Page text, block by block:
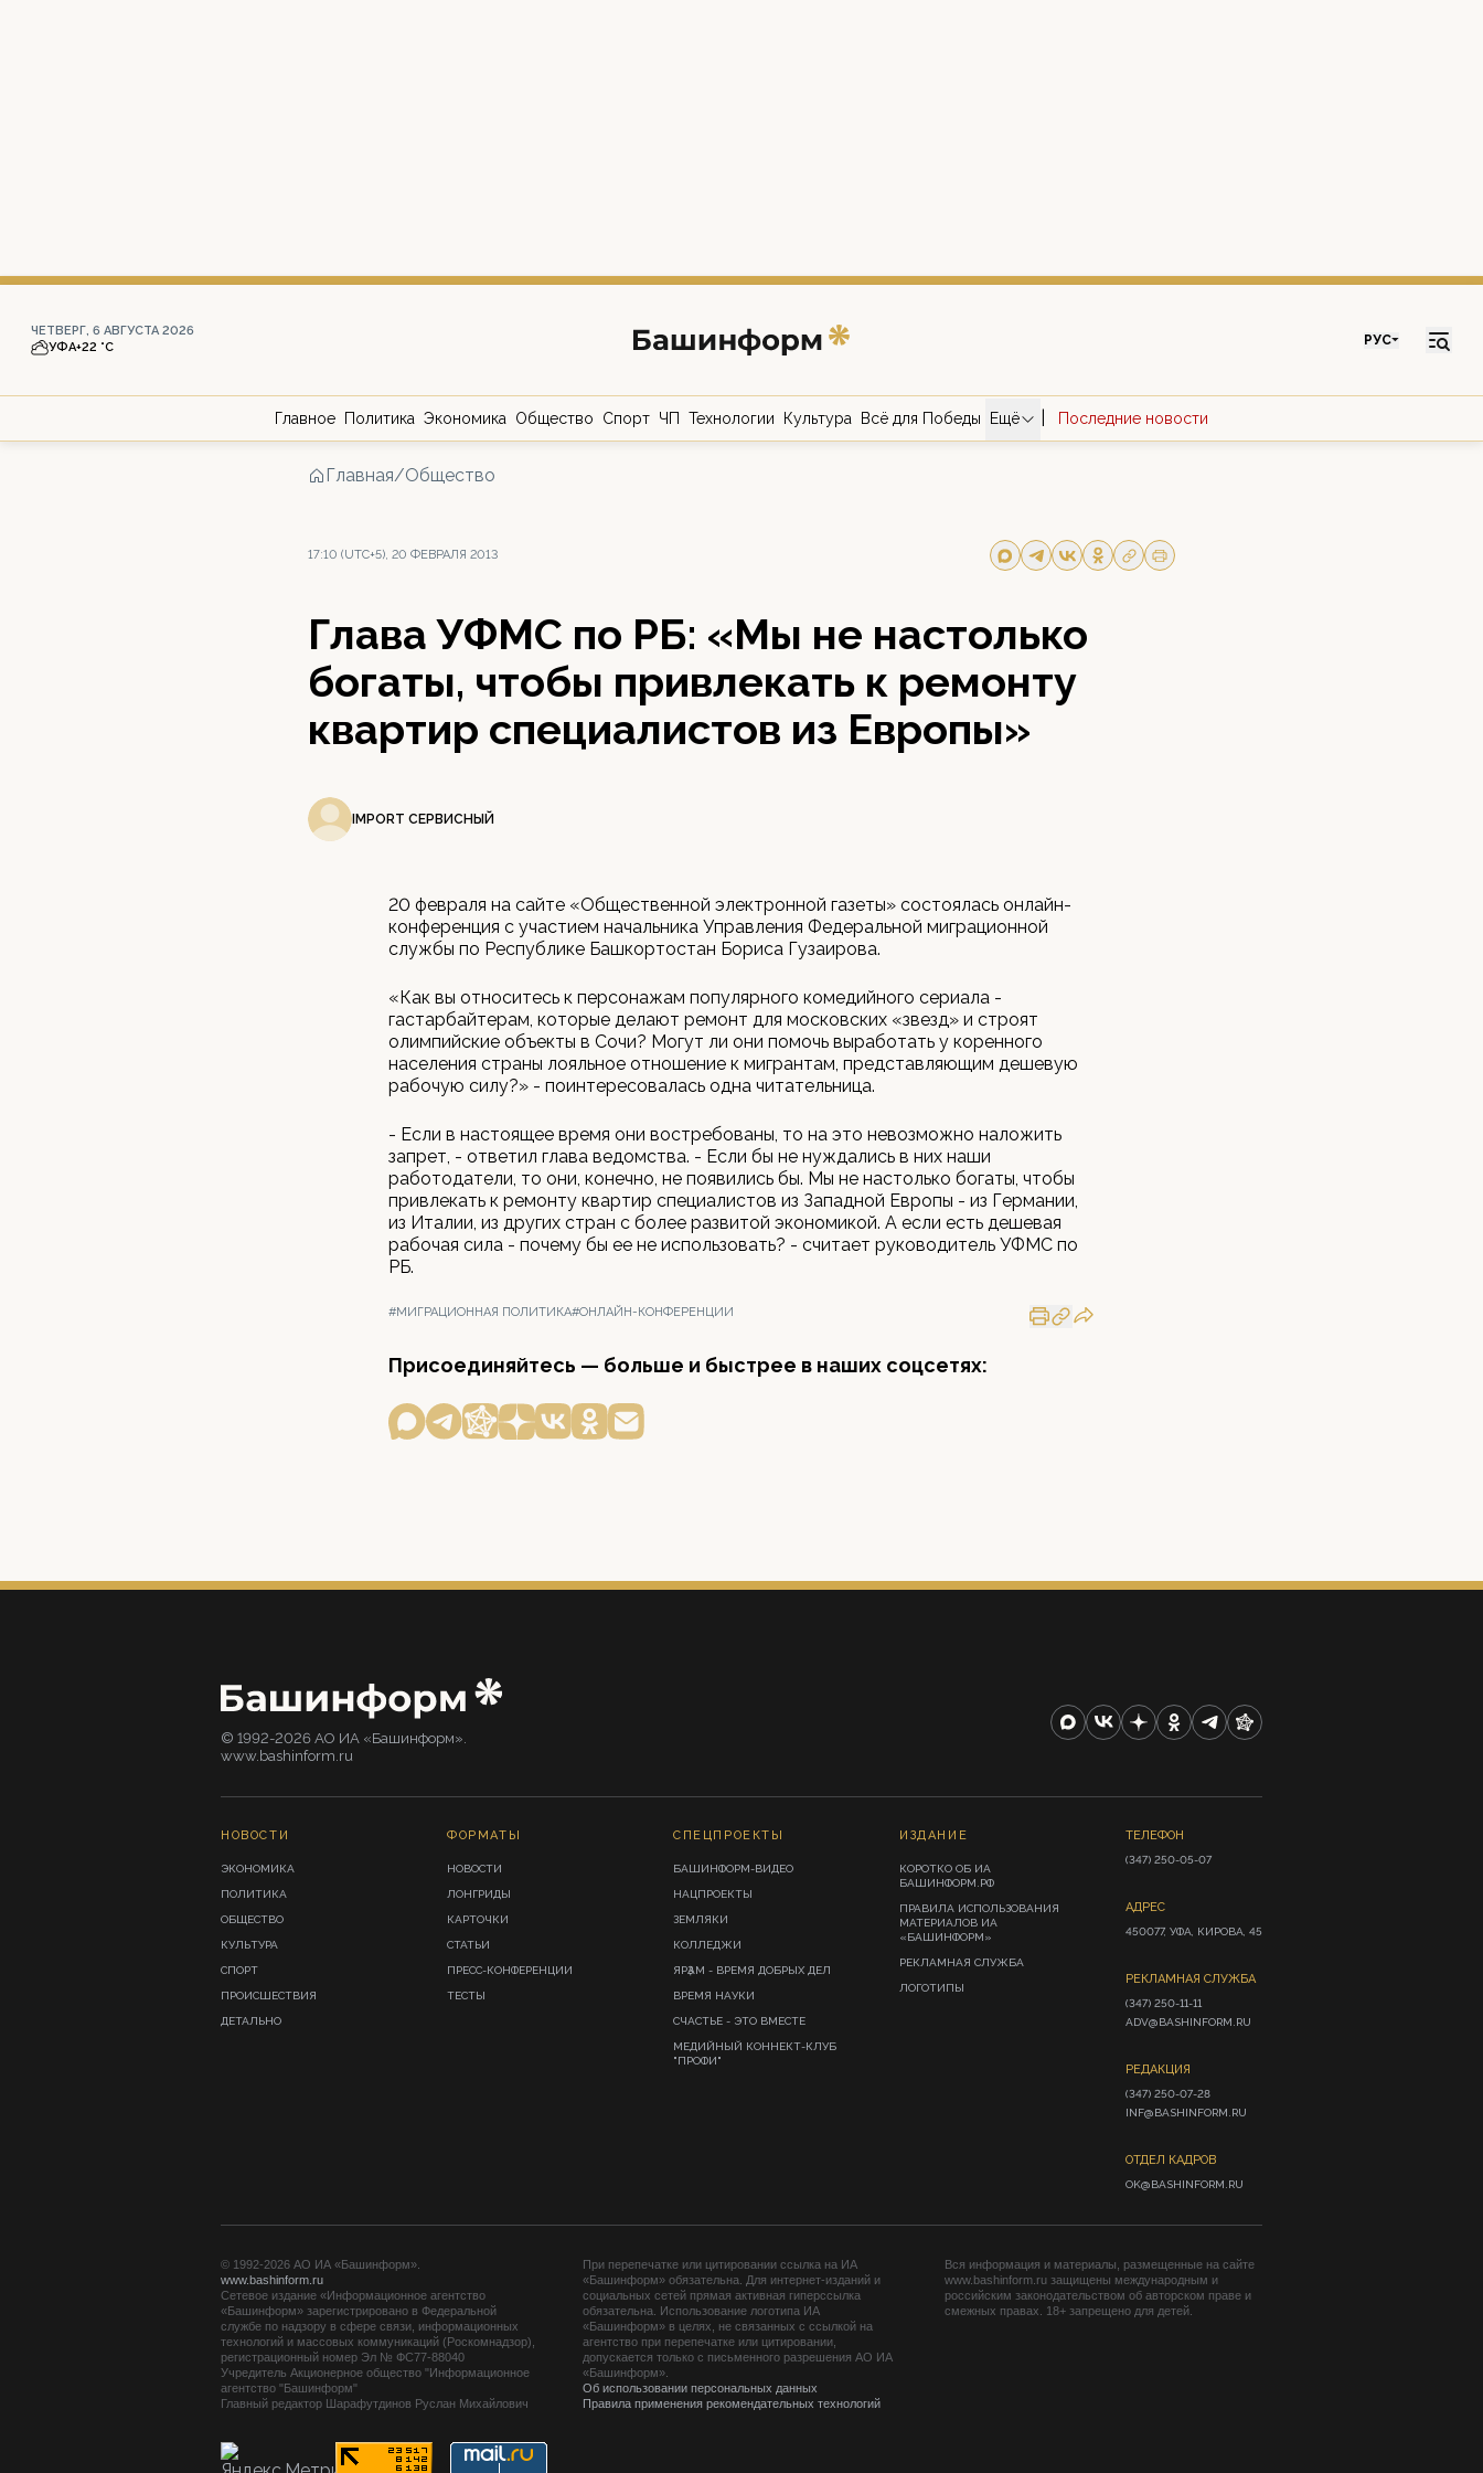
ЧЕТВЕРГ, 6 АВГУСТА 2026
УФА+22 °С РУС
Главное Политика Экономика Общество Спорт ЧП Технологии Культура Всё для Победы Ещё Последние новости
Главная/Общество
17:10 (UTC+5), 20 ФЕВРАЛЯ 2013
Глава УФМС по РБ: «Мы не настолько
богаты, чтобы привлекать к ремонту
квартир специалистов из Европы»
IMPORT СЕРВИСНЫЙ
20 февраля на сайте «Общественной электронной газеты» состоялась онлайн-
конференция с участием начальника Управления Федеральной миграционной
службы по Республике Башкортостан Бориса Гузаирова.
«Как вы относитесь к персонажам популярного комедийного сериала -
гастарбайтерам, которые делают ремонт для московских «звезд» и строят
олимпийские объекты в Сочи? Могут ли они помочь выработать у коренного
населения страны лояльное отношение к мигрантам, представляющим дешевую
рабочую силу?» - поинтересовалась одна читательница.
- Если в настоящее время они востребованы, то на это невозможно наложить
запрет, - ответил глава ведомства. - Если бы не нуждались в них наши
работодатели, то они, конечно, не появились бы. Мы не настолько богаты, чтобы
привлекать к ремонту квартир специалистов из Западной Европы - из Германии,
из Италии, из других стран с более развитой экономикой. А если есть дешевая
рабочая сила - почему бы ее не использовать? - считает руководитель УФМС по
РБ.
#МИГРАЦИОННАЯ ПОЛИТИКА#ОНЛАЙН-КОНФЕРЕНЦИИ
Присоединяйтесь — больше и быстрее в наших соцсетях:
© 1992-2026 АО ИА «Башинформ».
www.bashinform.ru
НОВОСТИ
ЭКОНОМИКА
ПОЛИТИКА
ОБЩЕСТВО
КУЛЬТУРА
СПОРТ
ПРОИСШЕСТВИЯ
ДЕТАЛЬНО
ФОРМАТЫ
НОВОСТИ
ЛОНГРИДЫ
КАРТОЧКИ
СТАТЬИ
ПРЕСС-КОНФЕРЕНЦИИ
ТЕСТЫ
СПЕЦПРОЕКТЫ
БАШИНФОРМ-ВИДЕО
НАЦПРОЕКТЫ
ЗЕМЛЯКИ
КОЛЛЕДЖИ
ЯРҘАМ - ВРЕМЯ ДОБРЫХ ДЕЛ
ВРЕМЯ НАУКИ
СЧАСТЬЕ - ЭТО ВМЕСТЕ
МЕДИЙНЫЙ КОННЕКТ-КЛУБ
"ПРОФИ"
ИЗДАНИЕ
КОРОТКО ОБ ИА
БАШИНФОРМ.РФ
ПРАВИЛА ИСПОЛЬЗОВАНИЯ
МАТЕРИАЛОВ ИА
«БАШИНФОРМ»
РЕКЛАМНАЯ СЛУЖБА
ЛОГОТИПЫ
ТЕЛЕФОН
(347) 250-05-07
АДРЕС
450077, УФА, КИРОВА, 45
РЕКЛАМНАЯ СЛУЖБА
(347) 250-11-11
ADV@BASHINFORM.RU
РЕДАКЦИЯ
(347) 250-07-28
INF@BASHINFORM.RU
ОТДЕЛ КАДРОВ
OK@BASHINFORM.RU
© 1992-2026 АО ИА «Башинформ».
www.bashinform.ru
Сетевое издание «Информационное агентство
«Башинформ» зарегистрировано в Федеральной
службе по надзору в сфере связи, информационных
технологий и массовых коммуникаций (Роскомнадзор),
регистрационный номер Эл № ФС77-88040
Учредитель Акционерное общество "Информационное
агентство "Башинформ"
Главный редактор Шарафутдинов Руслан Михайлович
При перепечатке или цитировании ссылка на ИА
«Башинформ» обязательна. Для интернет-изданий и
социальных сетей прямая активная гиперссылка
обязательна. Использование логотипа ИА
«Башинформ» в целях, не связанных с ссылкой на
агентство при перепечатке или цитировании,
допускается только с письменного разрешения АО ИА
«Башинформ».
Об использовании персональных данных
Правила применения рекомендательных технологий
Вся информация и материалы, размещенные на сайте
www.bashinform.ru защищены международным и
российским законодательством об авторском праве и
смежных правах. 18+ запрещено для детей.